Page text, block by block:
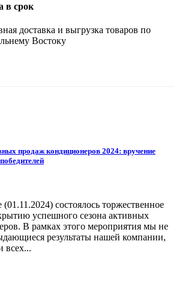
в срок
доставка и выгрузка товаров по
Востоку
продаж кондиционеров 2024: вручение
состоялось торжественное
успешного сезона активных
В рамках этого мероприятия мы не
результаты нашей компании,
всех...